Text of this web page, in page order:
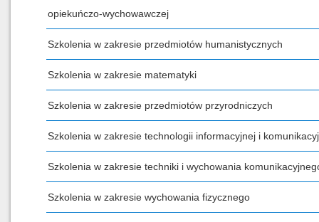
opiekuńczo-wychowawczej
Szkolenia w zakresie przedmiotów humanistycznych
Szkolenia w zakresie matematyki
Szkolenia w zakresie przedmiotów przyrodniczych
Szkolenia w zakresie technologii informacyjnej i
Szkolenia w zakresie techniki i wychowania
Szkolenia w zakresie wychowania fizycznego